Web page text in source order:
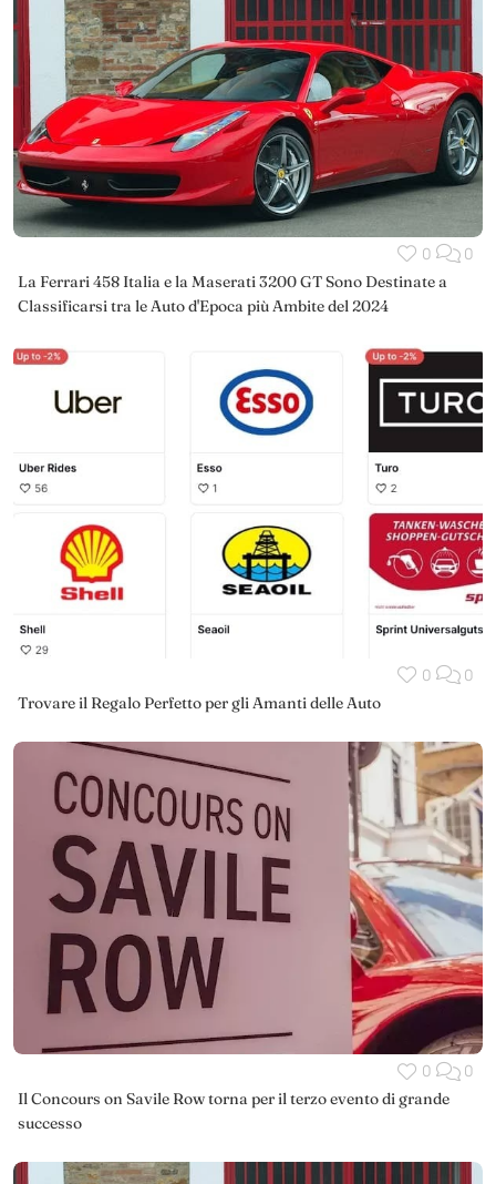
0 0
La Ferrari 458 Italia e la Maserati 3200 GT Sono Destinate a
Classificarsi tra le Auto d'Epoca più Ambite del 2024
0 0
Trovare il Regalo Perfetto per gli Amanti delle Auto
0 0
Il Concours on Savile Row torna per il terzo evento di grande
successo